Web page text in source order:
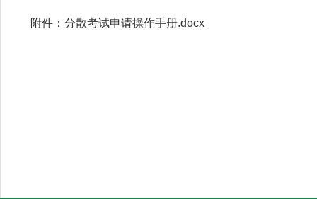
附件：分散考试申请操作手册.docx